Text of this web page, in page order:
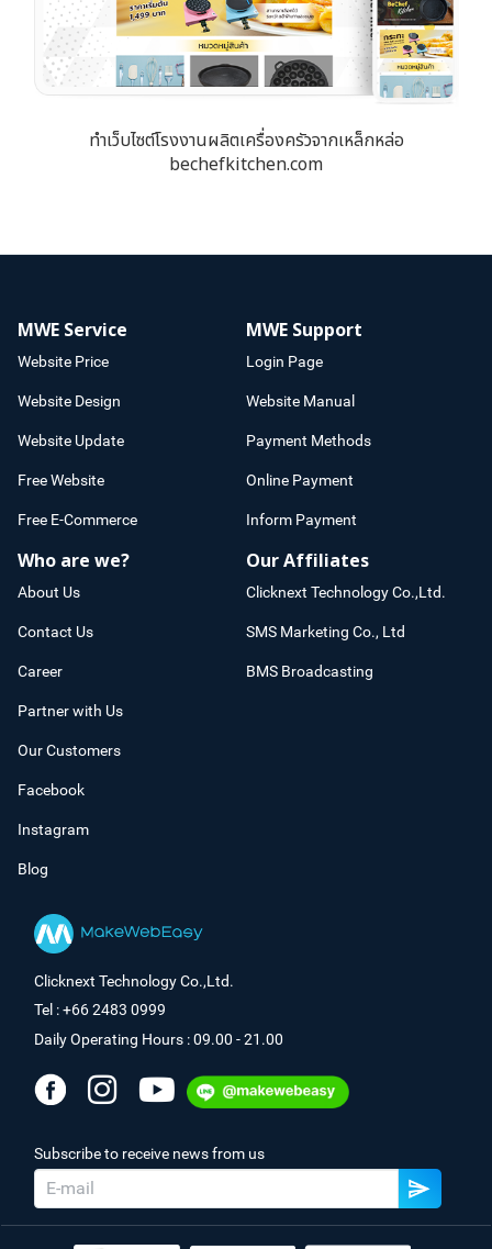
ทำเว็บไซต์โรงงานผลิตเครื่องครัวจากเหล็กหล่อ
bechefkitchen.com
MWE Service
Website Price
Website Design
Website Update
Free Website
Free E-Commerce
MWE Support
Login Page
Website Manual
Payment Methods
Online Payment
Inform Payment
Who are we?
About Us
Contact Us
Career
Partner with Us
Our Customers
Facebook
Instagram
Blog
Our Affiliates
Clicknext Technology Co.,Ltd.
SMS Marketing Co., Ltd
BMS Broadcasting
Clicknext Technology Co.,Ltd.
Tel : +66 2483 0999
Daily Operating Hours : 09.00 - 21.00
Subscribe to receive news from us